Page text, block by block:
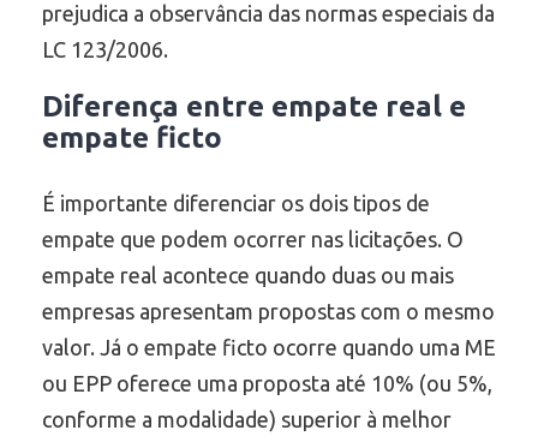
prejudica a observância das normas especiais da
LC 123/2006.
Diferença entre empate real e
empate ficto
É importante diferenciar os dois tipos de
empate que podem ocorrer nas licitações. O
empate real acontece quando duas ou mais
empresas apresentam propostas com o mesmo
valor. Já o empate ficto ocorre quando uma ME
ou EPP oferece uma proposta até 10% (ou 5%,
conforme a modalidade) superior à melhor